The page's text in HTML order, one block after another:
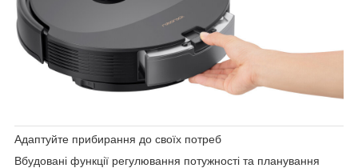
Адаптуйте прибирання до своїх потреб
Вбудовані функції регулювання потужності та планування